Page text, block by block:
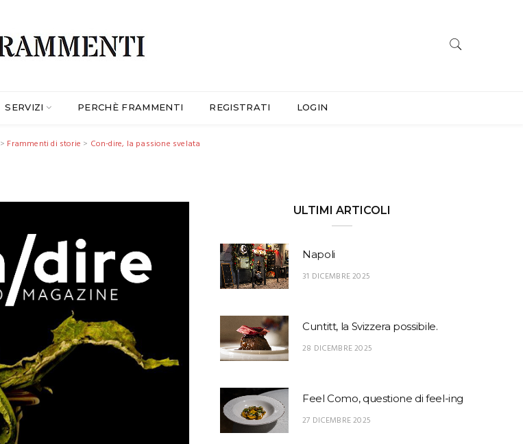
SERVIZI PERCHÈ FRAMMENTI REGISTRATI LOGIN
> Frammenti di storie > Con-dire, la passione svelata
ULTIMI ARTICOLI
Napoli
31 DICEMBRE 2025
Cuntitt, la Svizzera possibile.
28 DICEMBRE 2025
Feel Como, questione di feel-ing
27 DICEMBRE 2025